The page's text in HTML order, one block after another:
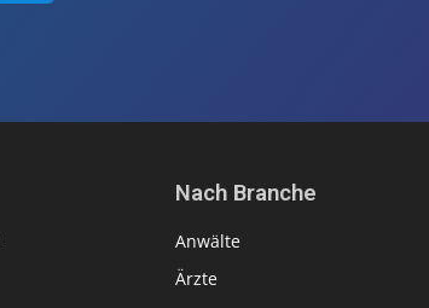
Nach Branche
Anwälte
Ärzte